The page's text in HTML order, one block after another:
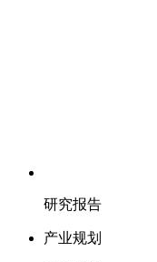
研究报告
产业规划